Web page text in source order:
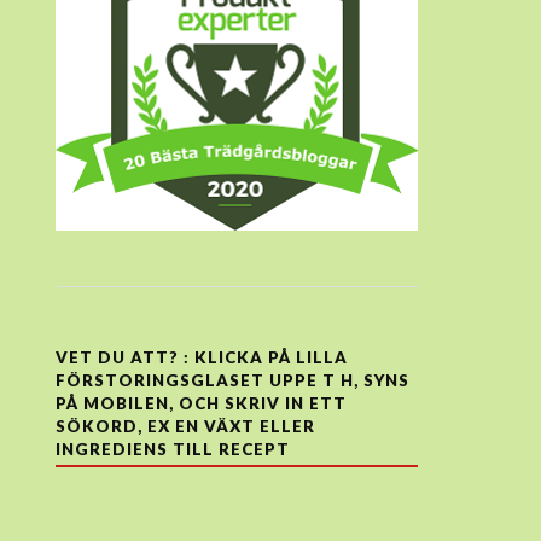
VET DU ATT? : KLICKA PÅ LILLA
FÖRSTORINGSGLASET UPPE T H, SYNS
PÅ MOBILEN, OCH SKRIV IN ETT
SÖKORD, EX EN VÄXT ELLER
INGREDIENS TILL RECEPT